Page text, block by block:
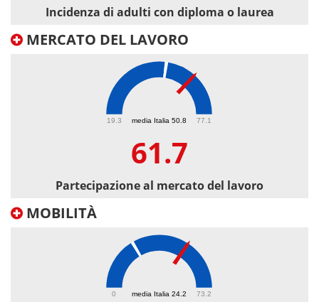
Incidenza di adulti con diploma o laurea
MERCATO DEL LAVORO
media Italia 50.8
19.3 77.1
61.7
Partecipazione al mercato del lavoro
MOBILITÀ
media Italia 24.2
0 73.2